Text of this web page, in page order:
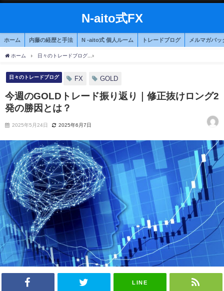
N-aito式FX
ホーム 内藤の経歴と手法 N -aito式 個人ルーム トレードブログ メルマガバ
ホーム 日々のトレードブログ
日々のトレードブログ FX GOLD
今週のGOLDトレード振り返り｜修正抜けロング2
発の勝因とは？
2025年5月24日 2025年6月7日
LINE